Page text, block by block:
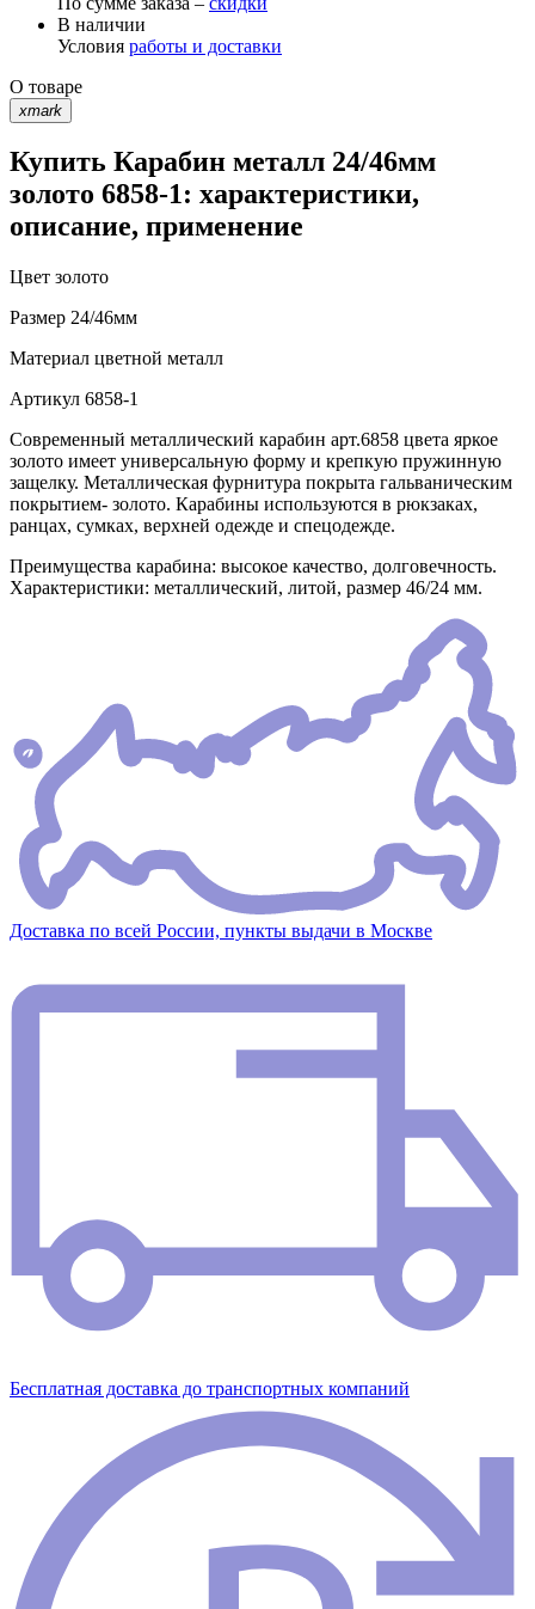
В наличии
Условия работы и доставки
О товаре
xmark
Купить Карабин металл 24/46мм
золото 6858-1: характеристики,
описание, применение
Цвет золото
Размер 24/46мм
Материал цветной металл
Артикул 6858-1
Современный металлический карабин арт.6858 цвета яркое
золото имеет универсальную форму и крепкую пружинную
защелку. Металлическая фурнитура покрыта гальваническим
покрытием- золото. Карабины используются в рюкзаках,
ранцах, сумках, верхней одежде и спецодежде.
Преимущества карабина: высокое качество, долговечность.
Характеристики: металлический, литой, размер 46/24 мм.
Доставка по всей России, пункты выдачи в Москве
Бесплатная доставка до транспортных компаний